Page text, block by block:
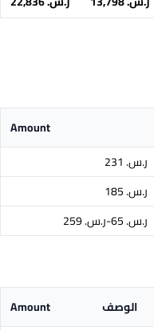
Amount
ر.س.‏ 231
ر.س.‏ 185
ر.س.‏ 65-ر.س.‏ 259
الوصف
Amount